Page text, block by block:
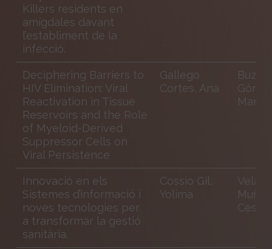
Killers residents en
amígdales davant
l’establiment de la
infecció.
Deciphering Barriers to
HIV Elimination: Viral
Reactivation in Tissue
Reservoirs and the Role
of Myeloid-Derived
Suppressor Cells on
Viral Persistence
Gallego
Cortes, Ana
Buzón
María
Innovació en els
Sistemes d’informació i
noves tecnologies per
a transformar la gestió
sanitària.
Cossio Gil,
Yolima
Cesar